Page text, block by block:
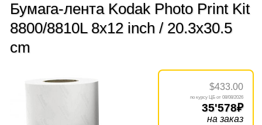
Бумага-лента Kodak Photo Print Kit
8800/8810L 8x12 inch / 20.3x30.5
cm
$433.00
08/08/2026
35'578
на заказ